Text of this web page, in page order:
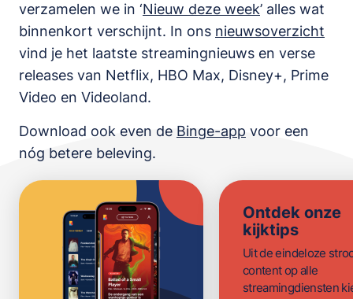
verzamelen we in ‘Nieuw deze week’ alles wat
binnenkort verschijnt. In ons nieuwsoverzicht
vind je het laatste streamingnieuws en verse
releases van Netflix, HBO Max, Disney+, Prime
Video en Videoland.
Download ook even de Binge-app voor een
nóg betere beleving.
Ontdek onze
kijktips
Uit de eindeloze
content op alle
streamingdiensten